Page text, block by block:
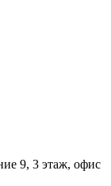
9, 3 этаж, офис